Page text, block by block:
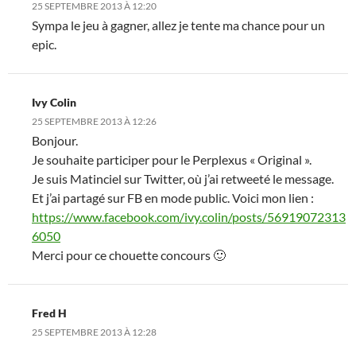
25 SEPTEMBRE 2013 À 12:20
Sympa le jeu à gagner, allez je tente ma chance pour un
epic.
Ivy Colin
25 SEPTEMBRE 2013 À 12:26
Bonjour.
Je souhaite participer pour le Perplexus « Original ».
Je suis Matinciel sur Twitter, où j’ai retweeté le message.
Et j’ai partagé sur FB en mode public. Voici mon lien :
https://www.facebook.com/ivy.colin/posts/56919072313
6050
Merci pour ce chouette concours 🙂
Fred H
25 SEPTEMBRE 2013 À 12:28